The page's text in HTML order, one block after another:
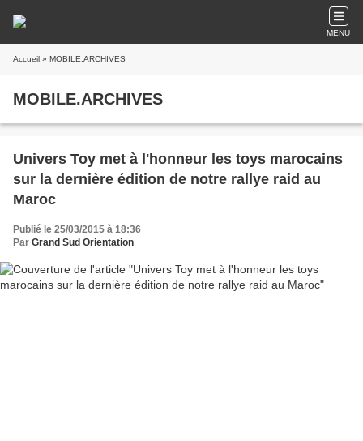
MENU
Accueil » MOBILE.ARCHIVES
MOBILE.ARCHIVES
Univers Toy met à l'honneur les toys marocains
sur la dernière édition de notre rallye raid au
Maroc
Publié le 25/03/2015 à 18:36
Par Grand Sud Orientation